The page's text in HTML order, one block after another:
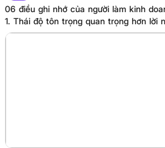
06 điều ghi nhớ của người làm kinh
1. Thái độ tôn trọng quan trọng hơn lời